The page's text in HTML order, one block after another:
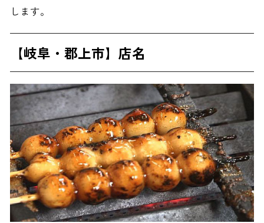
します。
【岐阜・郡上市】店名